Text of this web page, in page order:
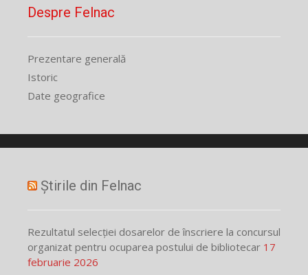
Despre Felnac
Prezentare generală
Istoric
Date geografice
Știrile din Felnac
Rezultatul selecției dosarelor de înscriere la concursul
organizat pentru ocuparea postului de bibliotecar 17
februarie 2026